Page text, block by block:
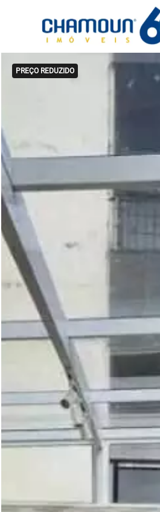
PREÇO REDUZIDO